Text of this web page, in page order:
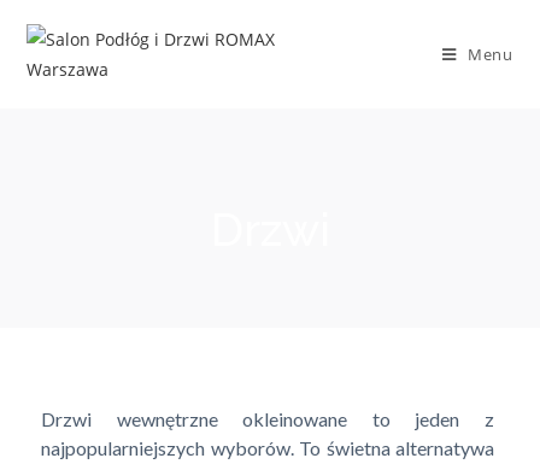
Menu
Drzwi wewnętrzne okleinowane to jeden z
najpopularniejszych wyborów. To świetna alternatywa